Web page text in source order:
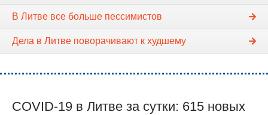
В Литве все больше пессимистов
Дела в Литве поворачивают к худшему
COVID-19 в Литве за сутки: 615 новых